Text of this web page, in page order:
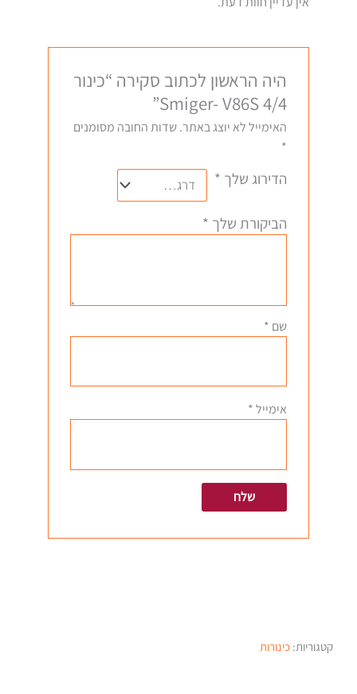
היה הראשון לכתוב סקירה “כינור
4/4 Smiger- V86S”
האימייל לא יוצג באתר.שדות החובה מסומנים
*
הדירוג שלך *
הביקורת שלך *
שם *
אימייל*
קטגוריות: כינורות